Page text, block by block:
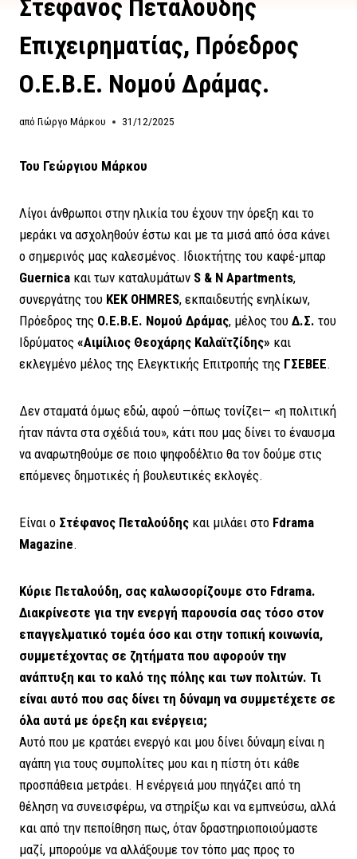
Στέφανος Πεταλούδης
Επιχειρηματίας, Πρόεδρος
Ο.Ε.Β.Ε. Νομού Δράμας.
από Γιώργο Μάρκου 31/12/2025
Του Γεώργιου Μάρκου
Λίγοι άνθρωποι στην ηλικία του έχουν την όρεξη και το
μεράκι να ασχοληθούν έστω και με τα μισά από όσα κάνει
ο σημερινός μας καλεσμένος. Ιδιοκτήτης του καφέ-μπαρ
Guernica και των καταλυμάτων S & N Apartments,
συνεργάτης του ΚΕΚ OHMRES, εκπαιδευτής ενηλίκων,
Πρόεδρος της Ο.Ε.Β.Ε. Νομού Δράμας, μέλος του Δ.Σ. του
Ιδρύματος «Αιμίλιος Θεοχάρης Καλαϊτζίδης» και
εκλεγμένο μέλος της Ελεγκτικής Επιτροπής της ΓΣΕΒΕΕ.
Δεν σταματά όμως εδώ, αφού —όπως τονίζει— «η πολιτική
ήταν πάντα στα σχέδιά του», κάτι που μας δίνει το έναυσμα
να αναρωτηθούμε σε ποιο ψηφοδέλτιο θα τον δούμε στις
επόμενες δημοτικές ή βουλευτικές εκλογές.
Είναι ο Στέφανος Πεταλούδης και μιλάει στο Fdrama
Magazine.
Κύριε Πεταλούδη, σας καλωσορίζουμε στο Fdrama.
Διακρίνεστε για την ενεργή παρουσία σας τόσο στον
επαγγελματικό τομέα όσο και στην τοπική κοινωνία,
συμμετέχοντας σε ζητήματα που αφορούν την
ανάπτυξη και το καλό της πόλης και των πολιτών. Τι
είναι αυτό που σας δίνει τη δύναμη να συμμετέχετε σε
όλα αυτά με όρεξη και ενέργεια;
Αυτό που με κρατάει ενεργό και μου δίνει δύναμη είναι η
αγάπη για τους συμπολίτες μου και η πίστη ότι κάθε
προσπάθεια μετράει. Η ενέργειά μου πηγάζει από τη
θέληση να συνεισφέρω, να στηρίξω και να εμπνεύσω, αλλά
και από την πεποίθηση πως, όταν δραστηριοποιούμαστε
μαζί, μπορούμε να αλλάξουμε τον τόπο μας προς το